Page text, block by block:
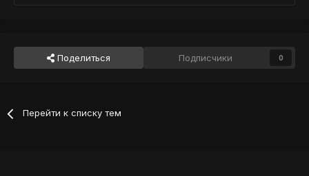
Поделиться Подписчики 0
Перейти к списку тем